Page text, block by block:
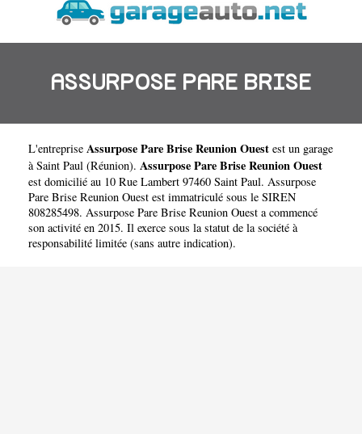
ASSURPOSE PARE BRISE
REUNION OUEST
L'entreprise Assurpose Pare Brise Reunion Ouest est un garage
à Saint Paul (Réunion). Assurpose Pare Brise Reunion Ouest
est domicilié au 10 Rue Lambert 97460 Saint Paul. Assurpose
Pare Brise Reunion Ouest est immatriculé sous le SIREN
808285498. Assurpose Pare Brise Reunion Ouest a commencé
son activité en 2015. Il exerce sous la statut de la société à
responsabilité limitée (sans autre indication).